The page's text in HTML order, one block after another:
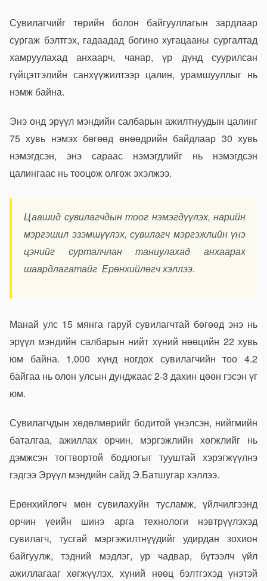
Сувилагчийг төрийн болон байгууллагын зардлаар
сургаж бэлтгэх, гадаадад богино хугацааны сургалтад
хамруулахад анхаарч, чанар, үр дүнд суурилсан
гүйцэтгэлийн санхүүжилтээр цалин, урамшууллыг нь
нэмж байна.
Энэ онд эрүүл мэндийн салбарын ажилтнуудын цалинг
75 хувь нэмэх бөгөөд өнөөдрийн байдлаар 30 хувь
нэмэгдсэн, энэ сараас нэмэгдлийг нь нэмэгдсэн
цалингаас нь тооцож олгож эхэлжээ.
Цаашид сувилагчдын тоог нэмэгдүүлэх, нарийн
мэргэшил эзэмшүүлэх, сувилагч мэргэжлийн үнэ
цэнийг сурталчлан таниулахад анхаарах
шаардлагатайг Ерөнхийлөгч хэллээ.
Манай улс 15 мянга гаруй сувилагчтай бөгөөд энэ нь
эрүүл мэндийн салбарын нийт хүний нөөцийн 22 хувь
юм байна. 1,000 хүнд ногдох сувилагчийн тоо 4.2
байгаа нь олон улсын дунджаас 2-3 дахин цөөн гэсэн үг
юм.
Сувилагчдын хөдөлмөрийг бодитой үнэлсэн, нийгмийн
баталгаа, ажиллах орчин, мэргэжлийн хөгжлийг нь
дэмжсэн тогтвортой бодлогыг тууштай хэрэгжүүлнэ
гэдгээ Эрүүл мэндийн сайд Э.Батшугар хэллээ.
Ерөнхийлөгч мөн сувилахуйн тусламж, үйлчилгээнд
орчин үеийн шинэ арга технологи нэвтрүүлэхэд
сувилагч, тусгай мэргэжилтнүүдийг удирдан зохион
байгуулж, тэдний мэдлэг, ур чадвар, бүтээлч үйл
ажиллагааг хөгжүүлэх, хүний нөөц бэлтгэхэд үнэтэй